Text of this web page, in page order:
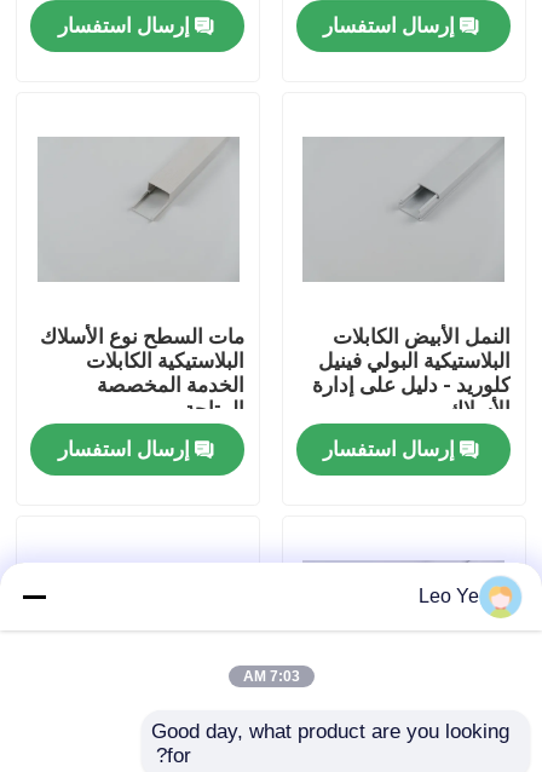
فيديوهات
جولة في المصنع
مراقبة الجودة
أخبار
إرسال استفسار
إرسال استفسار
النمل الأبيض الكابلات
البلاستيكية البولي فينيل
كلوريد - دليل على إدارة
الأسلاك
إرسال استفسار
مات السطح نوع الأسلاك
البلاستيكية الكابلات
الخدمة المخصصة
المتاحة
إرسال استفسار
حوض الكابلات
Leo Ye
7:03 AM
Good day, what product are you looking
for?